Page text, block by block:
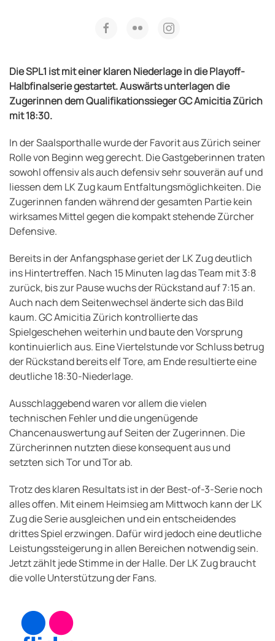
Die SPL1 ist mit einer klaren Niederlage in die Playoff-
Halbfinalserie gestartet. Auswärts unterlagen die
Zugerinnen dem Qualifikationssieger GC Amicitia Zürich
mit 18:30.
In der Saalsporthalle wurde der Favorit aus Zürich seiner
Rolle von Beginn weg gerecht. Die Gastgeberinnen traten
sowohl offensiv als auch defensiv sehr souverän auf und
liessen dem LK Zug kaum Entfaltungsmöglichkeiten. Die
Zugerinnen fanden während der gesamten Partie kein
wirksames Mittel gegen die kompakt stehende Zürcher
Defensive.
Bereits in der Anfangsphase geriet der LK Zug deutlich
ins Hintertreffen. Nach 15 Minuten lag das Team mit 3:8
zurück, bis zur Pause wuchs der Rückstand auf 7:15 an.
Auch nach dem Seitenwechsel änderte sich das Bild
kaum. GC Amicitia Zürich kontrollierte das
Spielgeschehen weiterhin und baute den Vorsprung
kontinuierlich aus. Eine Viertelstunde vor Schluss betrug
der Rückstand bereits elf Tore, am Ende resultierte eine
deutliche 18:30-Niederlage.
Ausschlaggebend waren vor allem die vielen
technischen Fehler und die ungenügende
Chancenauswertung auf Seiten der Zugerinnen. Die
Zürcherinnen nutzten diese konsequent aus und
setzten sich Tor und Tor ab.
Trotz des klaren Resultats ist in der Best-of-3-Serie noch
alles offen. Mit einem Heimsieg am Mittwoch kann der LK
Zug die Serie ausgleichen und ein entscheidendes
drittes Spiel erzwingen. Dafür wird jedoch eine deutliche
Leistungssteigerung in allen Bereichen notwendig sein.
Jetzt zählt jede Stimme in der Halle. Der LK Zug braucht
die volle Unterstützung der Fans.